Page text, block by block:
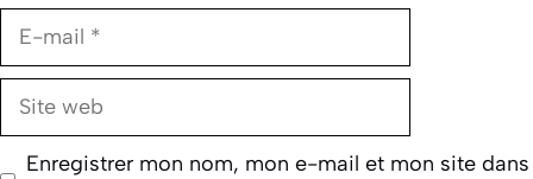
E-
Site
Enregistrer mon nom, mon e-mail et mon site dans